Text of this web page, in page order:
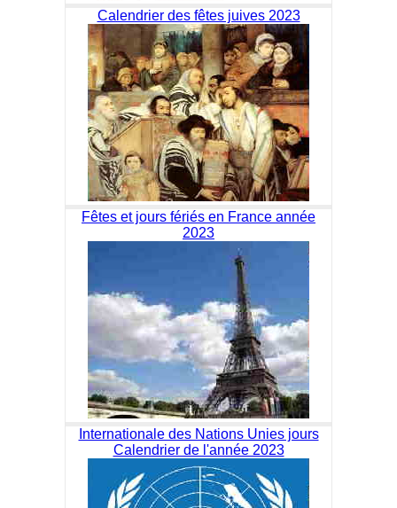
Calendrier des fêtes juives 2023
Fêtes et jours fériés en France année
2023
Internationale des Nations Unies jours
Calendrier de l'année 2023